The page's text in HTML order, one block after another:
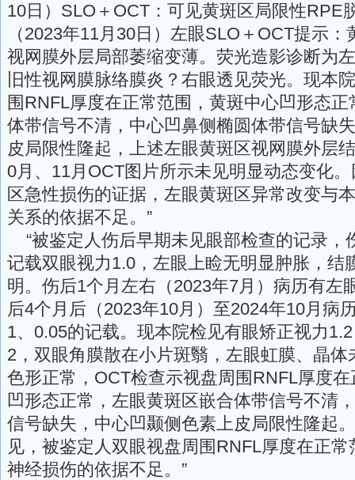
10日）SLO＋OCT：可见黄斑区局限性RPE
（2023年11月30日）左眼SLO＋OCT提示
视网膜外层局部萎缩变薄。荧光造影诊断为
旧性视网膜脉络膜炎？右眼透见荧光。现本
围RNFL厚度在正常范围，黄斑中心凹形态
体带信号不清，中心凹鼻侧椭圆体带信号缺
皮局限性隆起，上述左眼黄斑区视网膜外层
0月、11月OCT图片所示未见明显动态变化
区急性损伤的证据，左眼黄斑区异常改变与
关系的依据不足。”
“被鉴定人伤后早期未见眼部检查的记录，
记载双眼视力1.0，左眼上睑无明显肿胀，结
明。伤后1个月左右（2023年7月）病历有左
后4个月后（2023年10月）至2024年10月病
1、0.05的记载。现本院检见有眼矫正视力
2，双眼角膜散在小片斑翳，左眼虹膜、晶
色形正常，OCT检查示视盘周围RNFL厚度
凹形态正常，左眼黄斑区嵌合体带信号不清
信号缺失，中心凹颞侧色素上皮局限性隆起
见，被鉴定人双眼视盘周围RNFL厚度在正
神经损伤的依据不足。”